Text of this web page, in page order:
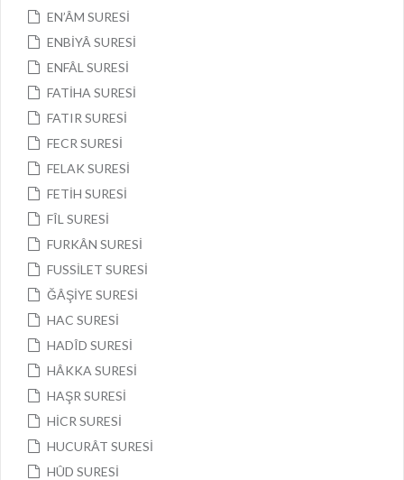
EN’ÂM SURESİ
ENBİYÂ SURESİ
ENFÂL SURESİ
FATİHA SURESİ
FATIR SURESİ
FECR SURESİ
FELAK SURESİ
FETİH SURESİ
FÎL SURESİ
FURKÂN SURESİ
FUSSİLET SURESİ
ĞÂŞİYE SURESİ
HAC SURESİ
HADÎD SURESİ
HÂKKA SURESİ
HAŞR SURESİ
HİCR SURESİ
HUCURÂT SURESİ
HÛD SURESİ